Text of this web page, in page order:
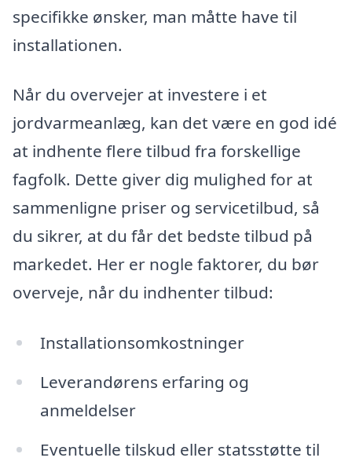
specifikke ønsker, man måtte have til
installationen.
Når du overvejer at investere i et
jordvarmeanlæg, kan det være en god idé
at indhente flere tilbud fra forskellige
fagfolk. Dette giver dig mulighed for at
sammenligne priser og servicetilbud, så
du sikrer, at du får det bedste tilbud på
markedet. Her er nogle faktorer, du bør
overveje, når du indhenter tilbud:
Installationsomkostninger
Leverandørens erfaring og
anmeldelser
Eventuelle tilskud eller statsstøtte til